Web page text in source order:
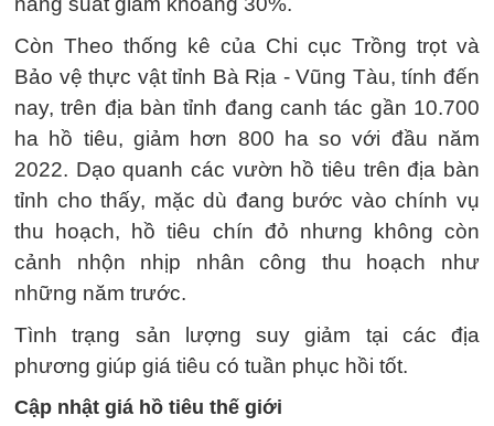
Còn Theo thống kê của Chi cục Trồng trọt và
Bảo vệ thực vật tỉnh Bà Rịa - Vũng Tàu, tính đến
nay, trên địa bàn tỉnh đang canh tác gần 10.700
ha hồ tiêu, giảm hơn 800 ha so với đầu năm
2022. Dạo quanh các vườn hồ tiêu trên địa bàn
tỉnh cho thấy, mặc dù đang bước vào chính vụ
thu hoạch, hồ tiêu chín đỏ nhưng không còn
cảnh nhộn nhịp nhân công thu hoạch như
những năm trước.
Tình trạng sản lượng suy giảm tại các địa
phương giúp giá tiêu có tuần phục hồi tốt.
Cập nhật giá hồ tiêu thế giới